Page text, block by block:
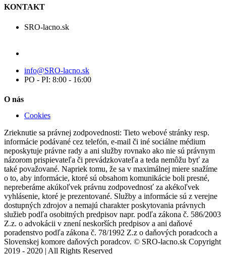
KONTAKT
SRO-lacno.sk
info@SRO-lacno.sk
PO - PI: 8:00 - 16:00
O nás
Cookies
Zrieknutie sa právnej zodpovednosti: Tieto webové stránky resp.
informácie podávané cez telefón, e-mail či iné sociálne médium
neposkytuje právne rady a ani služby rovnako ako nie sú právnym
názorom prispievateľa či prevádzkovateľa a teda nemôžu byť za
také považované. Napriek tomu, že sa v maximálnej miere snažíme
o to, aby informácie, ktoré sú obsahom komunikácie boli presné,
nepreberáme akúkoľvek právnu zodpovednosť za akékoľvek
vyhlásenie, ktoré je prezentované. Služby a informácie sú z verejne
dostupných zdrojov a nemajú charakter poskytovania právnych
služieb podľa osobitných predpisov napr. podľa zákona č. 586/2003
Z.z. o advokácii v znení neskorších predpisov a ani daňové
poradenstvo podľa zákona č. 78/1992 Z.z o daňových poradcoch a
Slovenskej komore daňových poradcov. © SRO-lacno.sk Copyright
2019 - 2020 | All Rights Reserved